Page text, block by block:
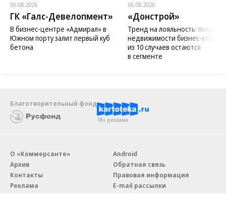
06.08.2026
ГК «Галс-Девелопмент»
В бизнес-центре «Адмирал» в
Южном порту залит первый куб
бетона
06.08.2026
«Донстрой»
Тренд на лояльность:
недвижимости бизнес-класса
из 10 случаев остаются
в сегменте
Благотворительный фонд
18+ реклама
О «Коммерсанте»
Архив
Контакты
Реклама
Android
Обратная связь
Правовая информация
E-mail рассылки